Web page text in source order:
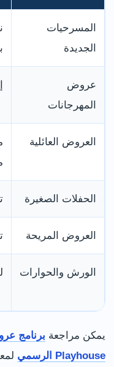
المسرحيات
الجديدة
عروض
المهرجانات
العروض العائلية
الحفلات الصغيرة
العروض المريحة
الورش والحوارات
يمكن مراجعة
Playhouse الرسمي